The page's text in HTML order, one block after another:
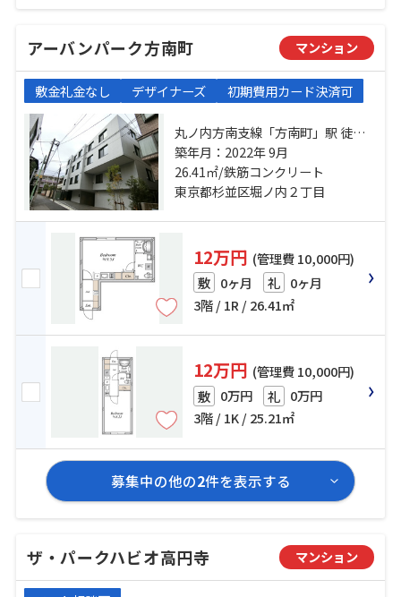
アーバンパーク方南町 マンション
敷金礼金なし デザイナーズ 初期費用カード決済可
丸ノ内方南支線「方南町」駅 徒歩
10分 丸ノ内線「東高円寺」駅 徒歩
15分 総武線「高円寺」駅 徒歩27分
築年月：2022年 9月
26.41㎡/鉄筋コンクリート
東京都杉並区堀ノ内２丁目
12万円 (管理費 10,000円)
敷 0ヶ月 礼 0ヶ月
3階 / 1R / 26.41㎡
12万円 (管理費 10,000円)
敷 0万円 礼 0万円
3階 / 1K / 25.21㎡
募集中の他の2件を表示する
ザ・パークハビオ高円寺 マンション